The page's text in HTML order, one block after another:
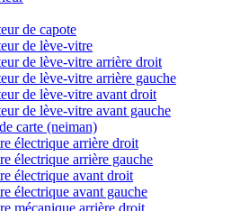
de capote
de lève-vitre
de lève-vitre arrière droit
de lève-vitre arrière gauche
de lève-vitre avant droit
de lève-vitre avant gauche
carte (neiman)
électrique arrière droit
électrique arrière gauche
électrique avant droit
électrique avant gauche
mécanique arrière droit